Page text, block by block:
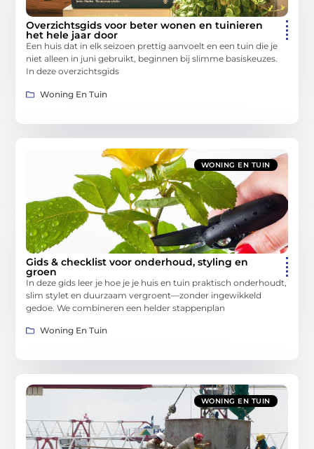
Overzichtsgids voor beter wonen en tuinieren
het hele jaar door
Een huis dat in elk seizoen prettig aanvoelt en een tuin die je
niet alleen in juni gebruikt, beginnen bij slimme basiskeuzes.
In deze overzichtsgids
Woning En Tuin
WONING EN TUIN
Gids & checklist voor onderhoud, styling en
groen
In deze gids leer je hoe je je huis en tuin praktisch onderhoudt,
slim stylet en duurzaam vergroent—zonder ingewikkeld
gedoe. We combineren een helder stappenplan
Woning En Tuin
WONING EN TUIN